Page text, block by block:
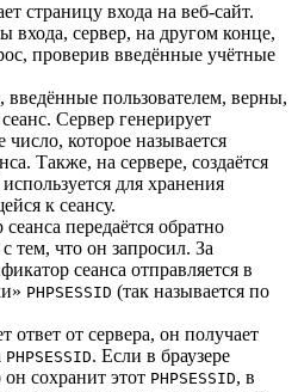
страницу входа на веб-сайт.
входа, сервер, на другом конце,
проверив введённые учётные
пользователем, верны,
Сервер генерирует
число, которое называется
Также, на сервере, создаётся
для хранения
к сеансу.
передаётся обратно
тем, что он запросил. За
сеанса отправляется в
PHPSESSID (так называется по
ответ от сервера, он получает
PHPSESSID. Если в браузере
сохранит этот PHPSESSID, в